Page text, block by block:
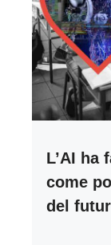
L’AI ha
come
del